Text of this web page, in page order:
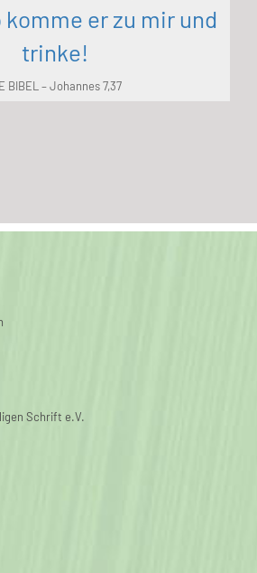
er zu mir und
trinke!
BIBEL – Johannes 7,37
Schrift e.V.